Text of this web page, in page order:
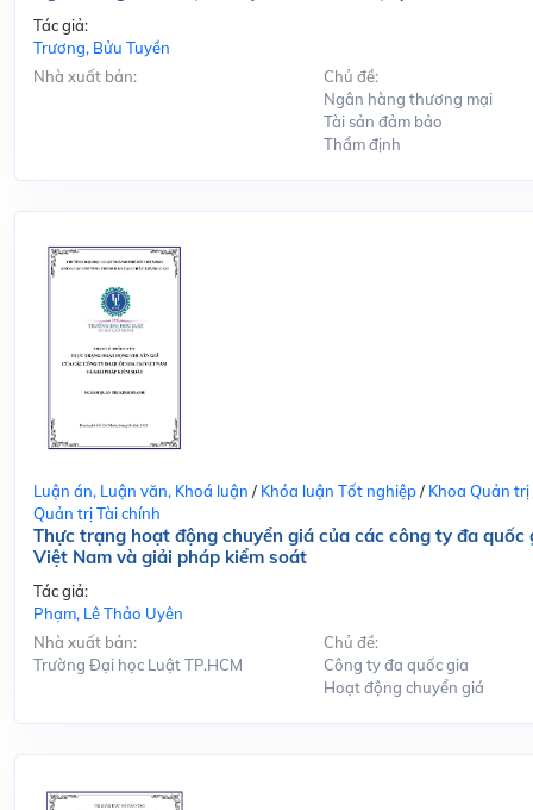
Tác giả:
Trương, Bửu Tuyền
Nhà xuất bản:
Chủ đề:
Ngân hàng thương mại
Tài sản đảm bảo
Thẩm định
Luận án, Luận văn, Khoá luận / Khóa luận Tốt nghiệp/ Khoa Quản trị
Quản trị Tài chính
Thực trạng hoạt động chuyển giá của các công ty đa quốc
Việt Nam và giải pháp kiểm soát
Tác giả:
Phạm, Lê Thảo Uyên
Nhà xuất bản:
Trường Đại học Luật TP.HCM
Chủ đề:
Công ty đa quốc gia
Hoạt động chuyển giá